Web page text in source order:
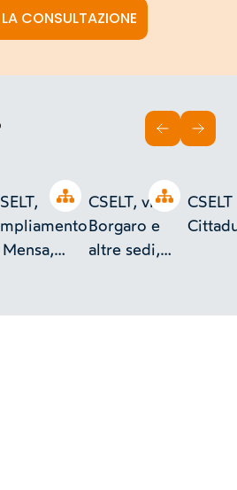
CONSULTAZIONE
Open tree Open tree
CSELT, via
Borgaro e
altre sedi,
INDIETRO